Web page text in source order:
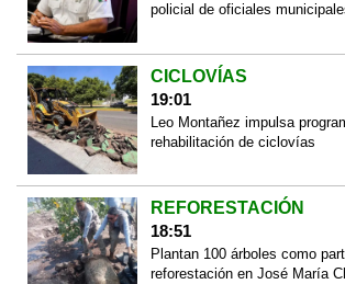
policial de oficiales
CICLOVÍAS
19:01
Leo Montañez impulsa
rehabilitación de ciclovías
REFORESTACIÓN
18:51
Plantan 100 árboles como
reforestación en José María